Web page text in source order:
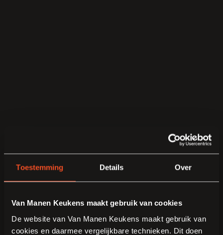
Toestemming Details Over
Van Manen Keukens maakt gebruik van cookies
De website van Van Manen Keukens maakt gebruik van
cookies en daarmee vergelijkbare technieken. Dit doen